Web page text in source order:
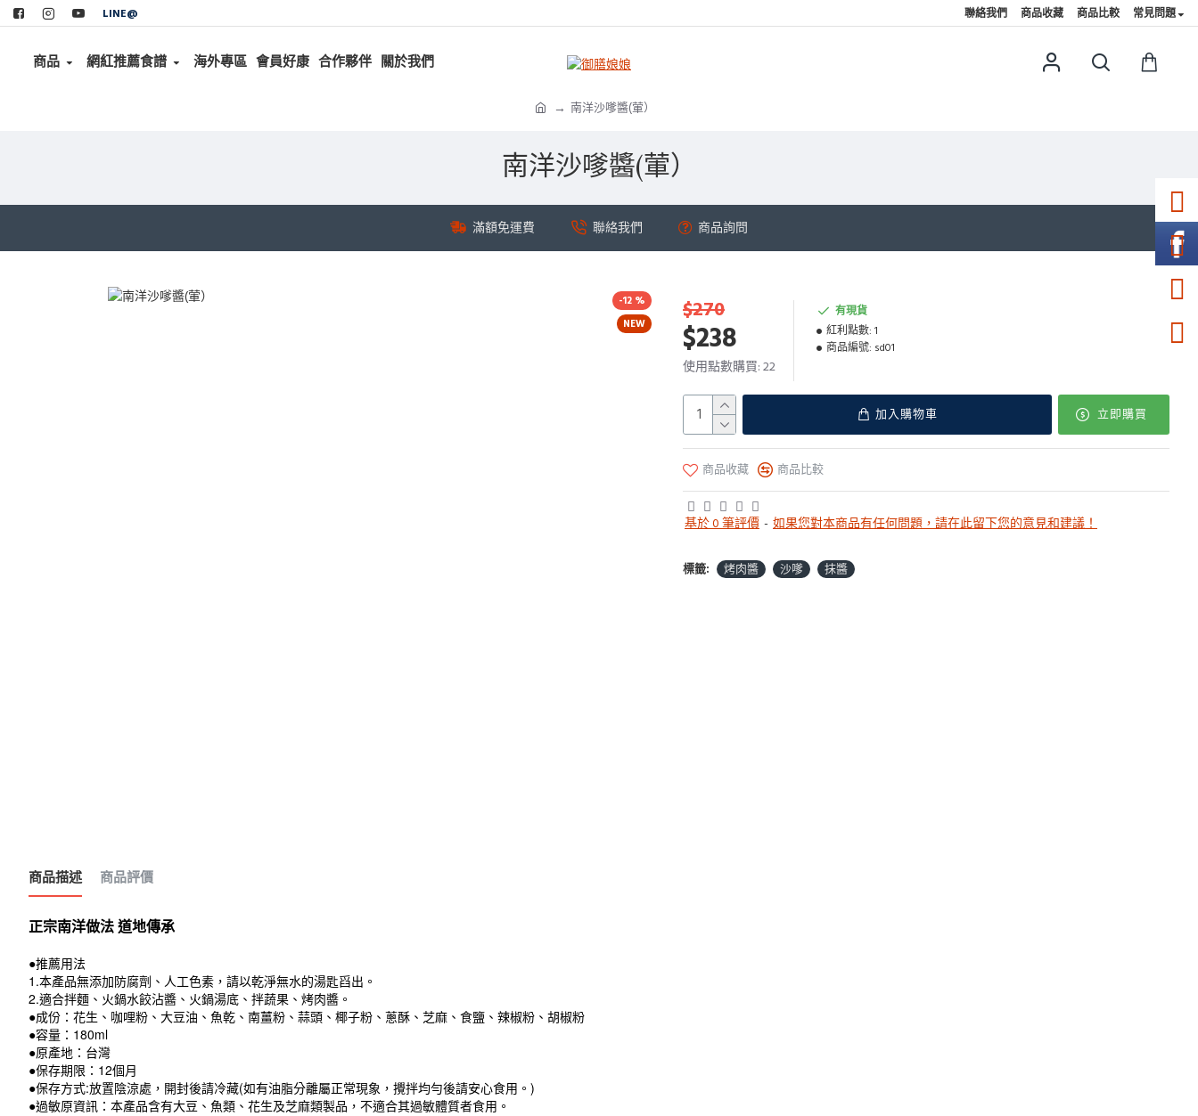
LINE@ 聯絡我們 商品收藏 商品比較 常見問題
商品 網紅推薦食譜 海外專區 會員好康 合作夥伴 關於我們
南洋沙嗲醬(葷）
南洋沙嗲醬(葷）
滿額免運費 聯絡我們 商品詢問
NEW
-12 %
基於 0 筆評價 - 如果您對本商品有任何問題，請在此留下您的意見和建議！
$238
$270
使用點數購買: 22
有現貨
紅利點數: 1
商品編號: sd01
加入購物車 立即購買
商品收藏 商品比較
標籤: 烤肉醬 沙嗲 抹醬
商品描述 商品評價
正宗南洋做法 道地傳承
●推薦用法
1.本產品無添加防腐劑、人工色素，請以乾淨無水的湯匙舀出。
2.適合拌麵、火鍋水餃沾醬、火鍋湯底、拌蔬果、烤肉醬。
●成份：花生、咖哩粉、大豆油、魚乾、南薑粉、蒜頭、椰子粉、蔥酥、芝麻、食鹽、辣椒粉、胡椒粉
●容量：180ml
●原產地：台灣
●保存期限：12個月
●保存方式:放置陰涼處，開封後請冷藏(如有油脂分離屬正常現象，攪拌均勻後請安心食用。)
●過敏原資訊：本產品含有大豆、魚類、花生及芝麻類製品，不適合其過敏體質者食用。